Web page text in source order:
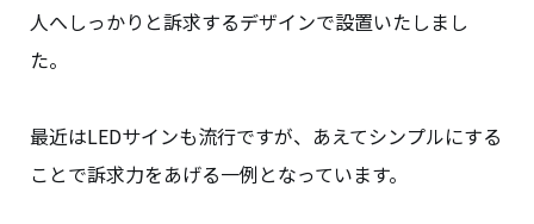
人へしっかりと訴求するデザインで設置いたしまし
た。
最近はLEDサインも流行ですが、あえてシンプルにする
ことで訴求力をあげる一例となっています。